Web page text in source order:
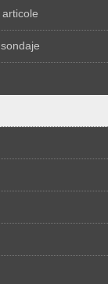
articole
sondaje